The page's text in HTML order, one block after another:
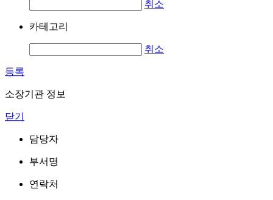
취소
카테고리
취소
등록
소장기관 정보
닫기
담당자
부서명
연락처